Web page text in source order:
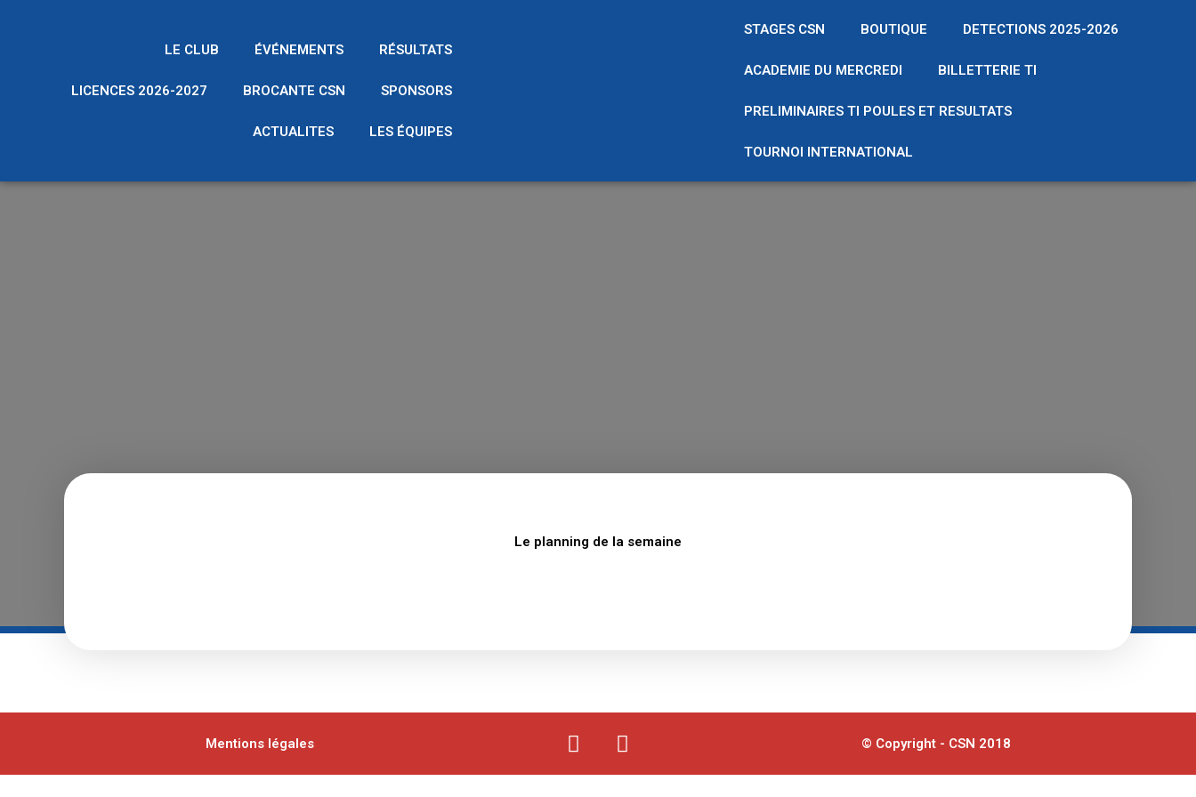
LE CLUB ÉVÉNEMENTS RÉSULTATS
LICENCES 2026-2027 BROCANTE CSN SPONSORS
ACTUALITES LES ÉQUIPES
STAGES CSN BOUTIQUE DETECTIONS 2025-2026
ACADEMIE DU MERCREDI BILLETTERIE TI
PRELIMINAIRES TI POULES ET RESULTATS
TOURNOI INTERNATIONAL
Le planning de la semaine
Mentions légales
F
a
c
Y
o
u
© Copyright - CSN 2018